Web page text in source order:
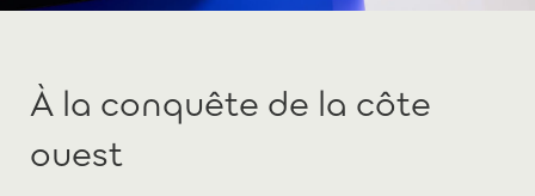
À la conquête de la côte
ouest